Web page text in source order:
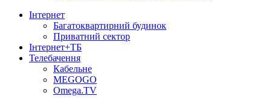
Інтернет
Багатоквартирний будинок
Приватний сектор
Інтернет+ТБ
Телебачення
Кабельне
MEGOGO
Omega.TV